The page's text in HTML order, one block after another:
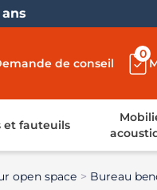
de conseil
0
et fauteuils
open space
Bureau